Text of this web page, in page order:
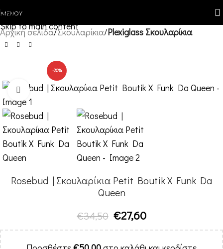
Skip to navigation
Skip to main content
ΜΕΝΟΎ
Αρχική σελίδα Σκουλαρίκια Plexiglass Σκουλαρίκια
-20%
Κλικ για μεγέθυνση
Rosebud | Σκουλαρίκια Petit Boutik X Funk Da
Queen
€34,50 €27,60